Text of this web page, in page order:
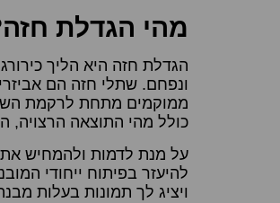
מהי הגדלת
הגדלת חזה היא הליך
ונפחם. שתלי חזה הם
ממוקמים מתחת לרקמת השד
כולל מהי התוצאה
על מנת לדמות ולהמחיש
להיעזר בפיתוח ייחודי
ויציג לך תמונות בעלות